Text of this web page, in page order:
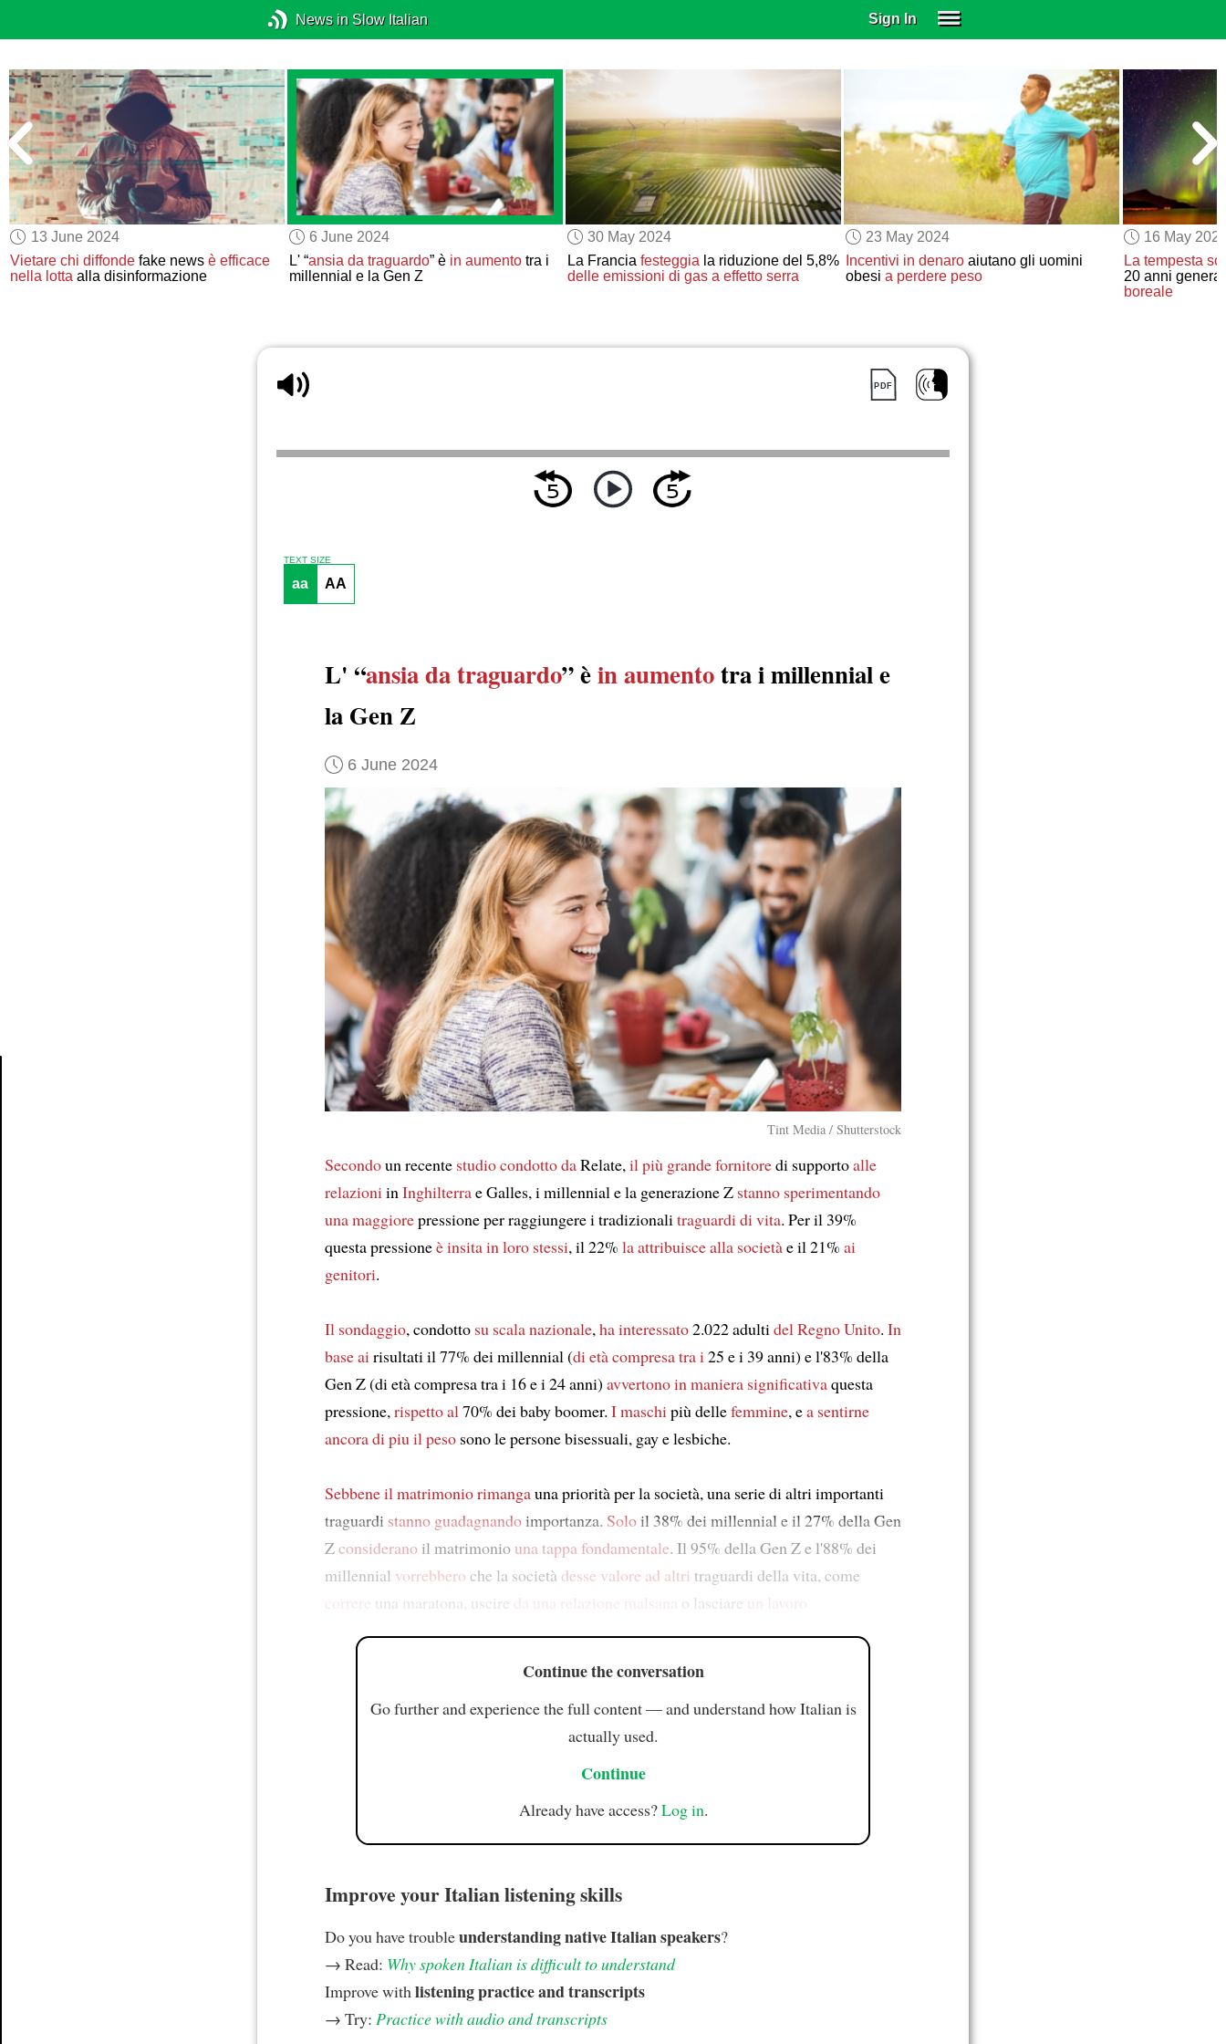
News in Slow Italian Sign In
SUBSCRIBE
EDUCATIONAL LICENSES
GIFT CARDS
OTHER LANGUAGES
ABOUT US
ALEXA
ADJUST COLORS
13 June 2024
Vietare chi diffonde fake newsè efficace
nella lotta alla disinformazione
6 June 2024
L' “ansia da traguardo” è in aumentotra i
millennial e la Gen Z
30 May 2024
La Francia festeggiala riduzione del 5,8%
delle emissioni di gas a effetto serra
23 May 2024
Incentivi in denaroaiutano gli uomini
obesi a perdere peso
16 May
La tempesta
20 anni genera
boreale
TEXT SIZE
aa AA
L' “ansia da traguardo” èin aumentotra i millennial e
la Gen Z
6 June 2024
Tint Media / Shutterstock
Secondoun recente studiocondotto daRelate,il più grande fornitoredi supportoalle
relazioniinInghilterrae Galles, i millennial e la generazione Z stanno sperimentando
una maggiorepressione per raggiungere i tradizionalitraguardi di vita. Per il 39%
questa pressioneè insita in loro stessi, il 22% la attribuisce alla societàe il 21% ai
genitori.
Il sondaggio, condotto su scala nazionale,ha interessato2.022 adultidel Regno Unito. In
base airisultati il 77% dei millennial (di età compresa tra i25 e i 39 anni) e l'83% della
Gen Z (di età compresa tra i 16 e i 24 anni) avvertono in maniera significativaquesta
pressione,rispetto al70% dei baby boomer. I maschipiù dellefemmine, ea sentirne
ancora di piu il peso sono le persone bisessuali, gay e lesbiche.
Sebbeneil matrimonio rimangauna priorità per la società, una serie di altri importanti
traguardi stanno guadagnandoimportanza. Soloil 38% dei millennial e il 27% della Gen
Zconsiderano il matrimoniouna tappa fondamentale. Il 95% della Gen Z e l'88% dei
millennial vorrebbero che la societàdesse valore ad altri traguardi della vita, come
correre una maratona, uscire da una relazione malsana o lasciare un lavoro
Continue the conversation
Go further and experience the full content — and understand how Italian is
actually used.
Continue
Already have access?Log in.
Improve your Italian listening skills
Do you have troubleunderstanding native Italian speakers?
→ Read: Why spoken Italian is difficult to understand
Improve with listening practice and transcripts
→ Try: Practice with audio and transcripts